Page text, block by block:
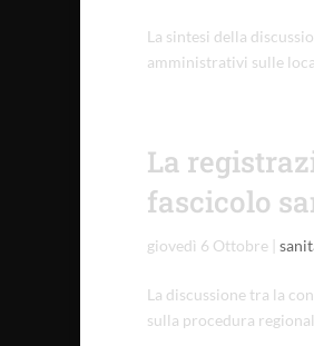
La sintesi della
amministrativi sulle
La
fascicolo
giovedì 6 Ottobre
La discussione tra la
sulla procedura